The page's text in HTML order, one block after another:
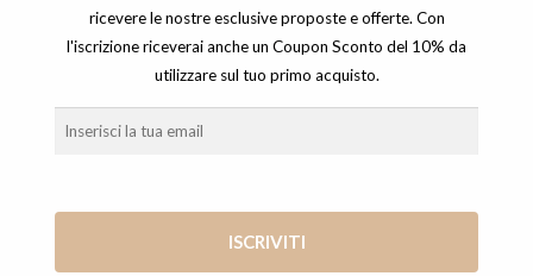
ricevere le nostre esclusive proposte e offerte. Con
l'iscrizione riceverai anche un Coupon Sconto del 10% da
utilizzare sul tuo primo acquisto.